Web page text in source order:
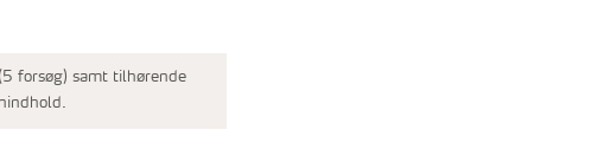
forsøg) samt tilhørende